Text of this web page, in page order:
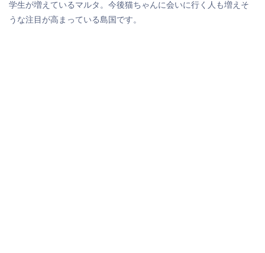
学生が増えているマルタ。今後猫ちゃんに会いに行く人も増えそ
うな注目が高まっている島国です。